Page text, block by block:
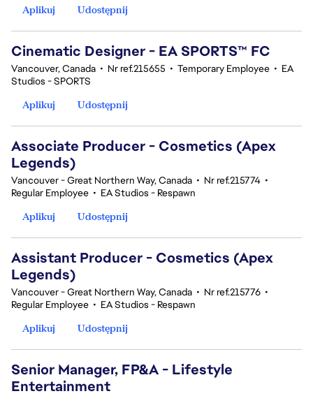
Aplikuj
Udostępnij
Cinematic Designer - EA SPORTS™ FC
Vancouver, Canada • Nr ref.215655 • Temporary Employee • EA
Studios - SPORTS
Aplikuj
Udostępnij
Associate Producer - Cosmetics (Apex
Legends)
Vancouver - Great Northern Way, Canada • Nr ref.215774 •
Regular Employee • EA Studios - Respawn
Aplikuj
Udostępnij
Assistant Producer - Cosmetics (Apex
Legends)
Vancouver - Great Northern Way, Canada • Nr ref.215776 •
Regular Employee • EA Studios - Respawn
Aplikuj
Udostępnij
Senior Manager, FP&A - Lifestyle
Entertainment